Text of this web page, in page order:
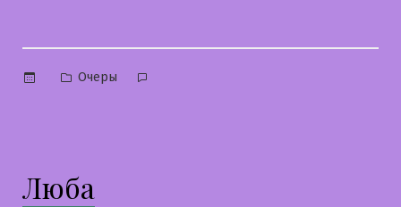
Опубликовано
Очеры
Люба